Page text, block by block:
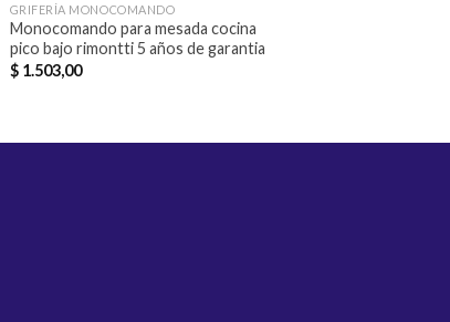
GRIFERÍA MONOCOMANDO
Monocomando para mesada cocina
pico bajo rimontti 5 años de garantia
$1.503,00